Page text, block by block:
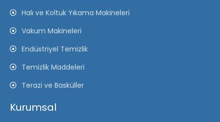
Halı ve Koltuk Yıkama Makineleri
Vakum Makineleri
Endüstriyel Temizlik
Temizlik Maddeleri
Terazi ve Basküller
Kurumsal